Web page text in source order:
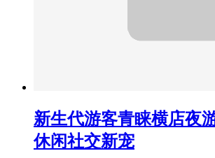
新生代游客青睐横店夜
休闲社交新宠